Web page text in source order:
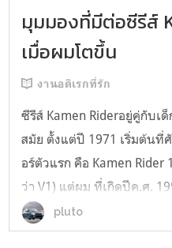
มุมมองที่มีต่อซีรีส์
เมื่อผมโตขึ้น
งานอดิเรกที่รัก
ซีรีส์ Kamen Riderอยู่คู่กับเ
สมัย ตั้งแต่ปี 1971 เริ่มต้นที่ศั
อร์ตัวแรก คือ Kamen Rider
ว่า V1) แต่ผม ที่เกิดปีค.ศ.
เมนไรเดอร์ใน "ยุคเฮย์เซย์"
ออกฉายในญี่ปุ่น เมื่อปี 2000
pluto